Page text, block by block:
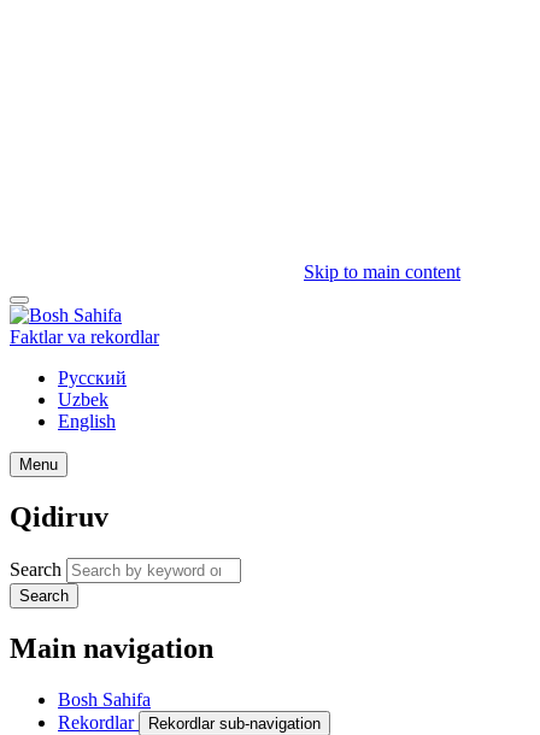
Skip to main content
Faktlar va rekordlar
Русский
Uzbek
English
Menu
Qidiruv
Search
Search
Main navigation
Bosh Sahifa
Rekordlar
Rekordlar sub-navigation